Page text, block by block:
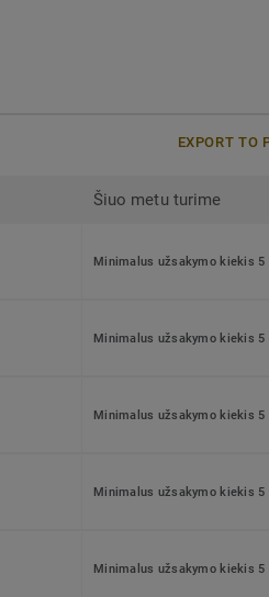
EXPORT TO
Šiuo metu turime
Minimalus užsakymo kiekis 5
Minimalus užsakymo kiekis 5
Minimalus užsakymo kiekis 5
Minimalus užsakymo kiekis 5
Minimalus užsakymo kiekis 5